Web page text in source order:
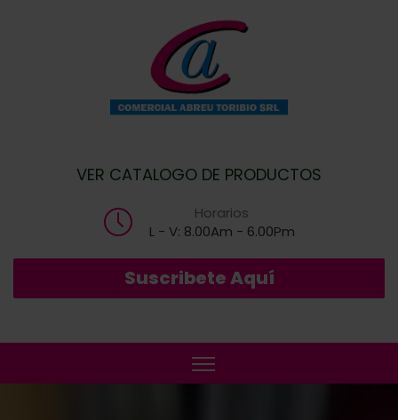
VER CATALOGO DE PRODUCTOS
Horarios
L - V: 8.00Am - 6.00Pm
Suscribete Aquí